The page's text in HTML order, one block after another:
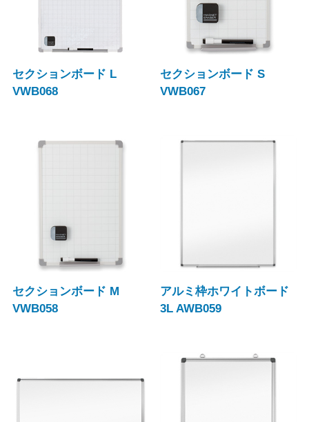
セクションボード L
VWB068
セクションボード S
VWB067
セクションボード M
VWB058
アルミ枠ホワイトボード
3L AWB059